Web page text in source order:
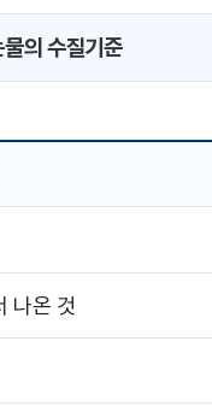
물의 수질기준
나온 것